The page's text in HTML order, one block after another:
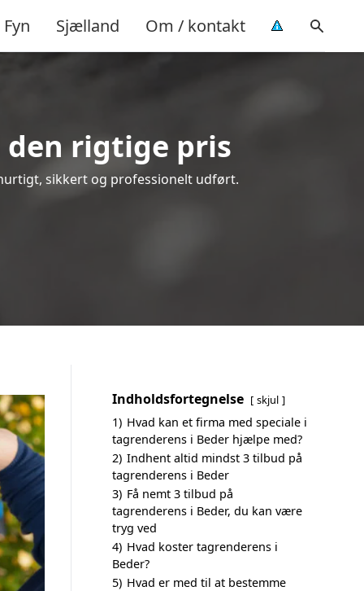
Fyn Sjælland Om / kontakt
den rigtige pris
sikkert og professionelt udført.
Indholdsfortegnelse skjul
1) Hvad kan et firma med speciale i
tagrenderens i Beder hjælpe med?
2) Indhent altid mindst 3 tilbud på
tagrenderens i Beder
3) Få nemt 3 tilbud på
tagrenderens i Beder, du kan være
tryg ved
4) Hvad koster tagrenderens i
Beder?
5) Hvad er med til at bestemme